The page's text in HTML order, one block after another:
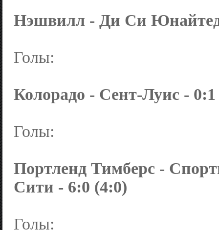
Нэшвилл - Ди Си
Голы:
Колорадо - Сент-Луис - 0:1
Голы:
Портленд Тимберс -
Сити - 6:0 (4:0)
Голы: